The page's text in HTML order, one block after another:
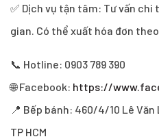
✅ Dịch vụ tận tâm: Tư vấn
gian. Có thể xuất hóa đơn theo
📞 Hotline: 0903 789 390
🌐 Facebook: https://
📍 Bếp bánh: 460/4/10 Lê Văn
TP HCM